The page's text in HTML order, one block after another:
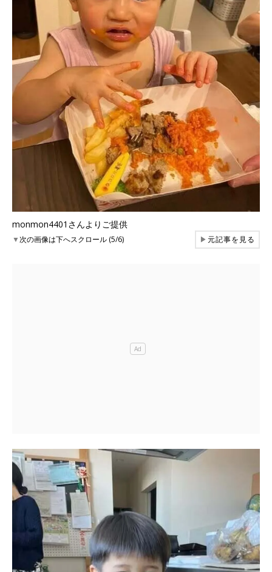
monmon4401さんよりご提供
▼次の画像は下へスクロール (5/6) ▶元記事を見る